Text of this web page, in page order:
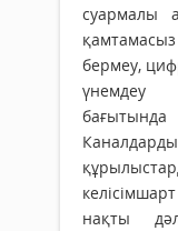
суармалы
бермеу,
үнемдеу
нақты